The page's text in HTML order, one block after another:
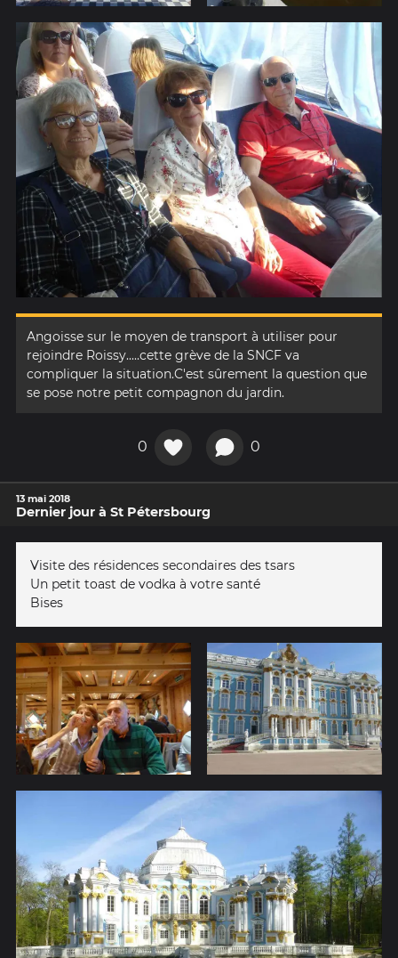
Angoisse sur le moyen de transport à utiliser pour
rejoindre Roissy.....cette grève de la SNCF va
compliquer la situation.C'est sûrement la question que
se pose notre petit compagnon du jardin.
0 0
13 mai 2018
Dernier jour à St Pétersbourg
Visite des résidences secondaires des tsars
Un petit toast de vodka à votre santé
Bises